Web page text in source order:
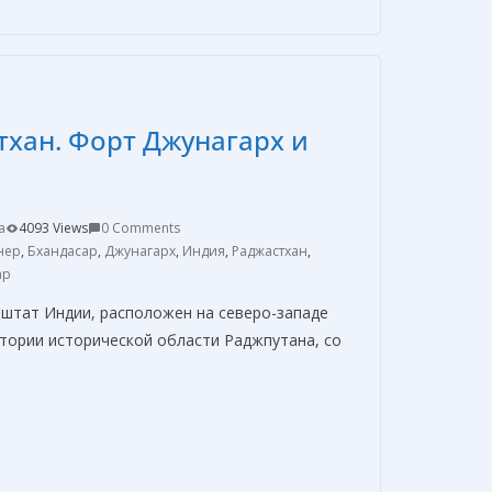
Форт Джунагарх и
4093 Views
0 Comments
, Бхандасар, Джунагарх, Индия, Раджастхан,
Индии, расположен на северо-западе
исторической области Раджпутана, со